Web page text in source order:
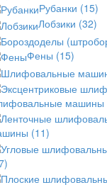
Рубанки (15)
Лобзики (32)
Фены (15)
машины
(11)